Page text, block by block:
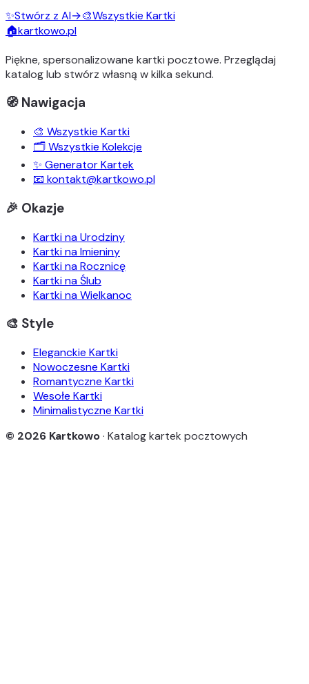
✨Stwórz z AI→🎨Wszystkie Kartki
🏠kartkowo.pl
Piękne, spersonalizowane kartki pocztowe. Przeglądaj
katalog lub stwórz własną w kilka sekund.
🧭 Nawigacja
🎨 Wszystkie Kartki
🗂️ Wszystkie Kolekcje
✨ Generator Kartek
📧 kontakt@kartkowo.pl
🎉 Okazje
Kartki na Urodziny
Kartki na Imieniny
Kartki na Rocznicę
Kartki na Ślub
Kartki na Wielkanoc
🎨 Style
Eleganckie Kartki
Nowoczesne Kartki
Romantyczne Kartki
Wesołe Kartki
Minimalistyczne Kartki
© 2026 Kartkowo· Katalog kartek pocztowych